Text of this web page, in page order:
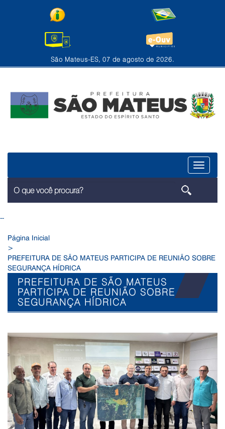
São Mateus-ES, 07 de agosto de 2026.
Menu
--
Página Inicial
>
PREFEITURA DE SÃO MATEUS PARTICIPA DE REUNIÃO SOBRE
SEGURANÇA HÍDRICA
PREFEITURA DE SÃO MATEUS
PARTICIPA DE REUNIÃO SOBRE
SEGURANÇA HÍDRICA